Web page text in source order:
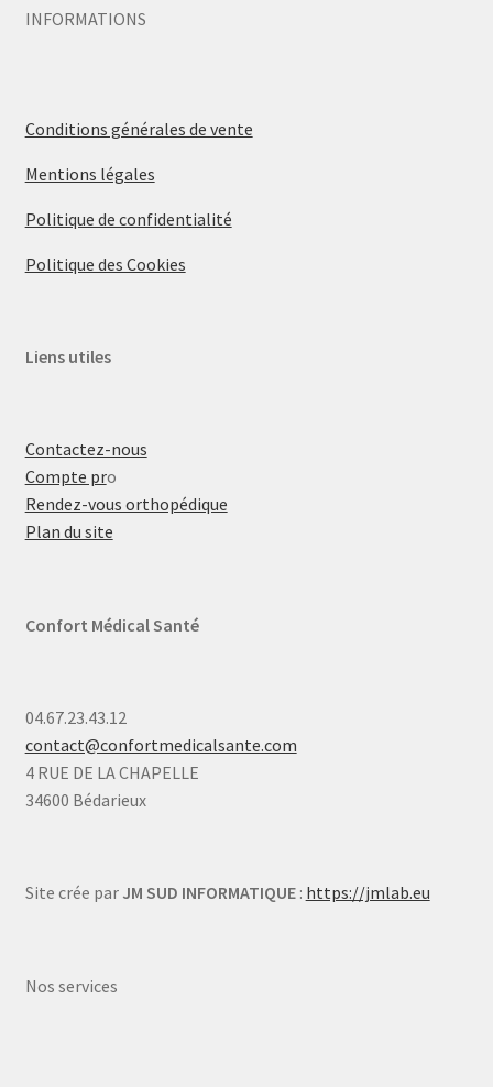
INFORMATIONS
Conditions générales de vente
Mentions légales
Politique de confidentialité
Politique des Cookies
Liens utiles
Contactez-nous
Compte pro
Rendez-vous orthopédique
Plan du site
Confort Médical Santé
04.67.23.43.12
contact@confortmedicalsante.com
4 RUE DE LA CHAPELLE
34600 Bédarieux
Site crée par JM SUD INFORMATIQUE: https://jmlab.eu
Nos services